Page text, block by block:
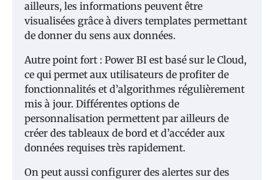
ailleurs, les informations peuvent être
visualisées grâce à divers templates permettant
de donner du sens aux données.
Autre point fort : Power BI est basé sur le Cloud,
ce qui permet aux utilisateurs de profiter de
fonctionnalités et d’algorithmes régulièrement
mis à jour. Différentes options de
personnalisation permettent par ailleurs de
créer des tableaux de bord et d’accéder aux
données requises très rapidement.
On peut aussi configurer des alertes sur des